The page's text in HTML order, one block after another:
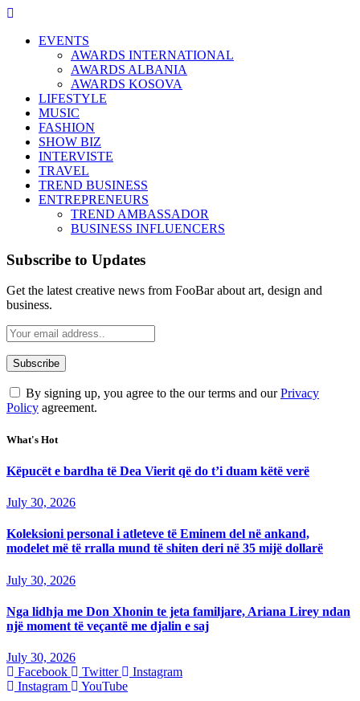
EVENTS
AWARDS INTERNATIONAL
AWARDS ALBANIA
AWARDS KOSOVA
LIFESTYLE
MUSIC
FASHION
SHOW BIZ
INTERVISTE
TRAVEL
TREND BUSINESS
ENTREPRENEURS
TREND AMBASSADOR
BUSINESS INFLUENCERS
Subscribe to Updates
Get the latest creative news from FooBar about art, design and
business.
By signing up, you agree to the our terms and ourPrivacy
Policy agreement.
What's Hot
Këpucët e bardha të Dea Vierit që do t’i duam këtë verë
July 30, 2026
Koleksioni personal i atleteve të Eminem del në ankand,
modelet më të rralla mund të shiten deri në 35 mijë dollarë
July 30, 2026
Nga lidhja me Don Xhonin te jeta familjare, Ariana Lirey ndan
një moment të veçantë me djalin e saj
July 30, 2026
Facebook
Twitter
Instagram
Instagram
YouTube